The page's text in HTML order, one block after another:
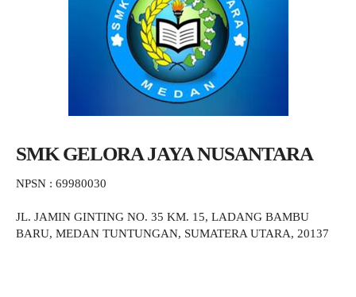
SMK GELORA JAYA NUSANTARA
NPSN : 69980030
JL. JAMIN GINTING NO. 35 KM. 15, LADANG BAMBU
BARU, MEDAN TUNTUNGAN, SUMATERA UTARA, 20137